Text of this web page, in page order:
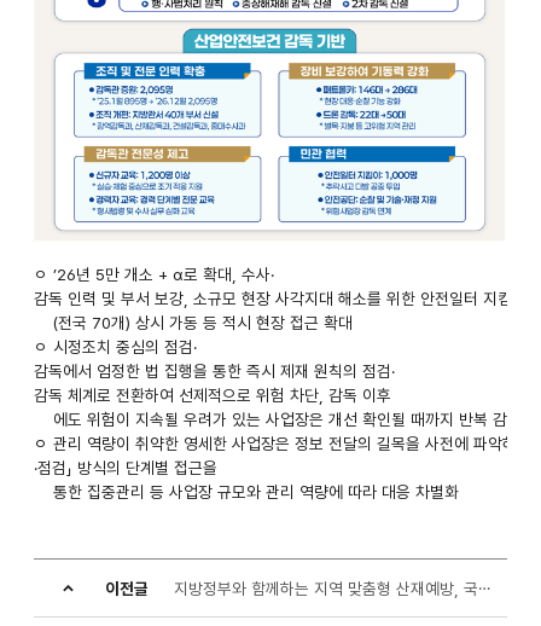
‘26년
산업안전보건
점검
·
감독
규모
및
방식의
ㅇ ’26년 5만 개소 + α로 확대, 수사·
감독 인력 및 부서 보강, 소규모 현장 사각지대 해소를 위한 안전일터 지킴이
(전국 70개) 상시 가동 등 적시 현장 접근 확대
ㅇ 시정조치 중심의 점검·
감독에서 엄정한 법 집행을 통한 즉시 제재 원칙의 점검·
감독 체계로 전환하여 선제적으로 위험 차단, 감독 이후
에도 위험이 지속될 우려가 있는 사업장은 개선 확인될 때까지 반복 감독으
ㅇ 관리 역량이 취약한 영세한 사업장은 정보 전달의 길목을 사전에 파악하고
·점검」 방식의 단계별 접근을
통한 집중관리 등 사업장 규모와 관리 역량에 따라 대응 차별화
이전글 지방정부와 함께하는 지역 맞춤형 산재예방, 국비 143억원 최초 투입